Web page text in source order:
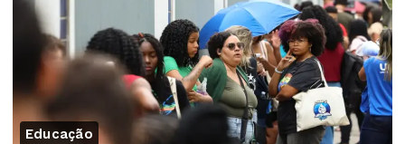
Educação